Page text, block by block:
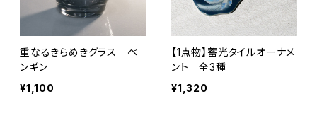
重なるきらめきグラス ペ
ンギン
¥1,100
【1点物】蓄光タイルオーナメ
ント 全3種
¥1,320